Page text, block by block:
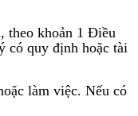
theo khoản 1 Điều
có quy định hoặc tài
làm việc. Nếu có